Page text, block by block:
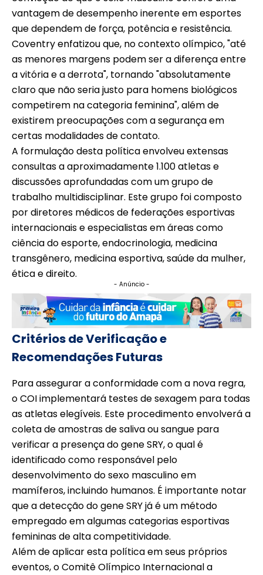
vantagem de desempenho inerente em esportes
que dependem de força, potência e resistência.
Coventry enfatizou que, no contexto olímpico, "até
as menores margens podem ser a diferença entre
a vitória e a derrota", tornando "absolutamente
claro que não seria justo para homens biológicos
competirem na categoria feminina", além de
existirem preocupações com a segurança em
certas modalidades de contato.
A formulação desta política envolveu extensas
consultas a aproximadamente 1.100 atletas e
discussões aprofundadas com um grupo de
trabalho multidisciplinar. Este grupo foi composto
por diretores médicos de federações esportivas
internacionais e especialistas em áreas como
ciência do esporte, endocrinologia, medicina
transgênero, medicina esportiva, saúde da mulher,
ética e direito.
- Anúncio -
Critérios de Verificação e
Recomendações Futuras
Para assegurar a conformidade com a nova regra,
o COI implementará testes de sexagem para todas
as atletas elegíveis. Este procedimento envolverá a
coleta de amostras de saliva ou sangue para
verificar a presença do gene SRY, o qual é
identificado como responsável pelo
desenvolvimento do sexo masculino em
mamíferos, incluindo humanos. É importante notar
que a detecção do gene SRY já é um método
empregado em algumas categorias esportivas
femininas de alta competitividade.
Além de aplicar esta política em seus próprios
eventos, o Comitê Olímpico Internacional a